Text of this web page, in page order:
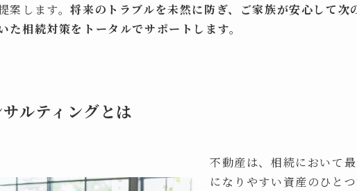
案します。将来のトラブルを未然に防ぎ、ご家族が安心して次
た相続対策をトータルでサポートします。
ルティングとは
不動産は、相続において
になりやすい資産のひとつ